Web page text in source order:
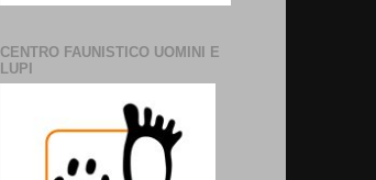
CENTRO FAUNISTICO UOMINI E
LUPI